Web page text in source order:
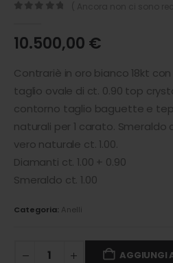
10.500,00 €
Contrariè in oro bianco 18kt
taglio ovale di ct. 0.90 top
contorno taglio baguette e
naturali per 1 carato.
vero naturale ct. 1.00.
Diamanti ct. 1.00 + 0.90
Smeraldo ct. 1.00
Categoria: Anelli
AGGIUNGI